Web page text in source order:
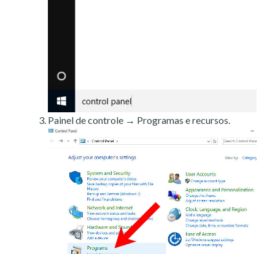
Painel de controle → Programas e recursos.